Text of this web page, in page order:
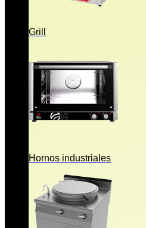
Grill
Hornos industriales